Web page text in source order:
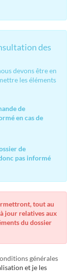
des
devons être en
les éléments
de
en cas de
de
pas informé
tout au
jour relatives aux
du dossier
générales
et je les